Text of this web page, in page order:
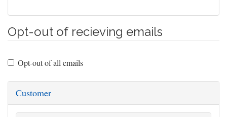
Opt-out of recieving emails
Opt-out of all emails
Customer